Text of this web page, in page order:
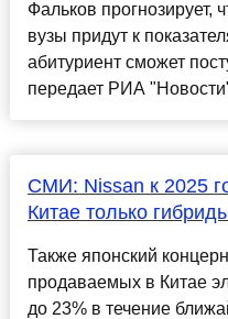
Фальков прогнозирует,
вузы придут к
абитуриент сможет
передает РИА
СМИ: Nissan к 2025
Китае только
Также японский
продаваемых в Китае
до 23% в течение